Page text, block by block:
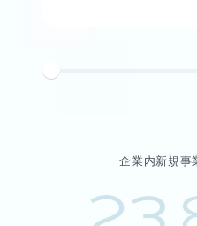
企業内新規事